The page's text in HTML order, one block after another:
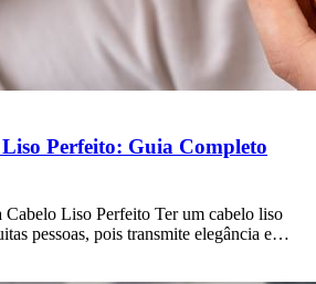
Perfeito: Guia Completo
Cabelo Liso Perfeito Ter um cabelo liso
pessoas, pois transmite elegância e